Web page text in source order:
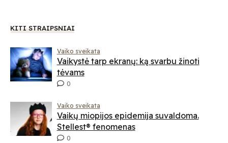
KITI STRAIPSNIAI
Vaiko sveikata
Vaikystė tarp ekranų: ką svarbu žinoti
tėvams
0
Vaiko sveikata
Vaikų miopijos epidemija suvaldoma.
Stellest® fenomenas
0